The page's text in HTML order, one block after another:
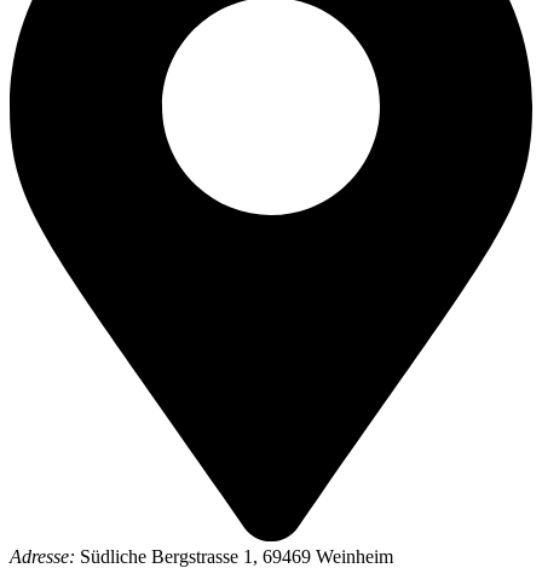
Adresse: Südliche Bergstrasse 1, 69469 Weinheim